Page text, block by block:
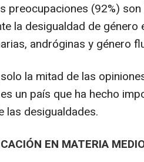
preocupaciones (92%)
la desigualdad de
andróginas y género
la mitad de las
un país que ha hecho
las desigualdades.
EN MATERIA